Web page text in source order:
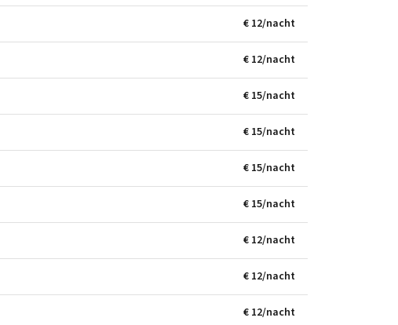
€ 12/nacht
€ 12/nacht
€ 15/nacht
€ 15/nacht
€ 15/nacht
€ 15/nacht
€ 12/nacht
€ 12/nacht
€ 12/nacht